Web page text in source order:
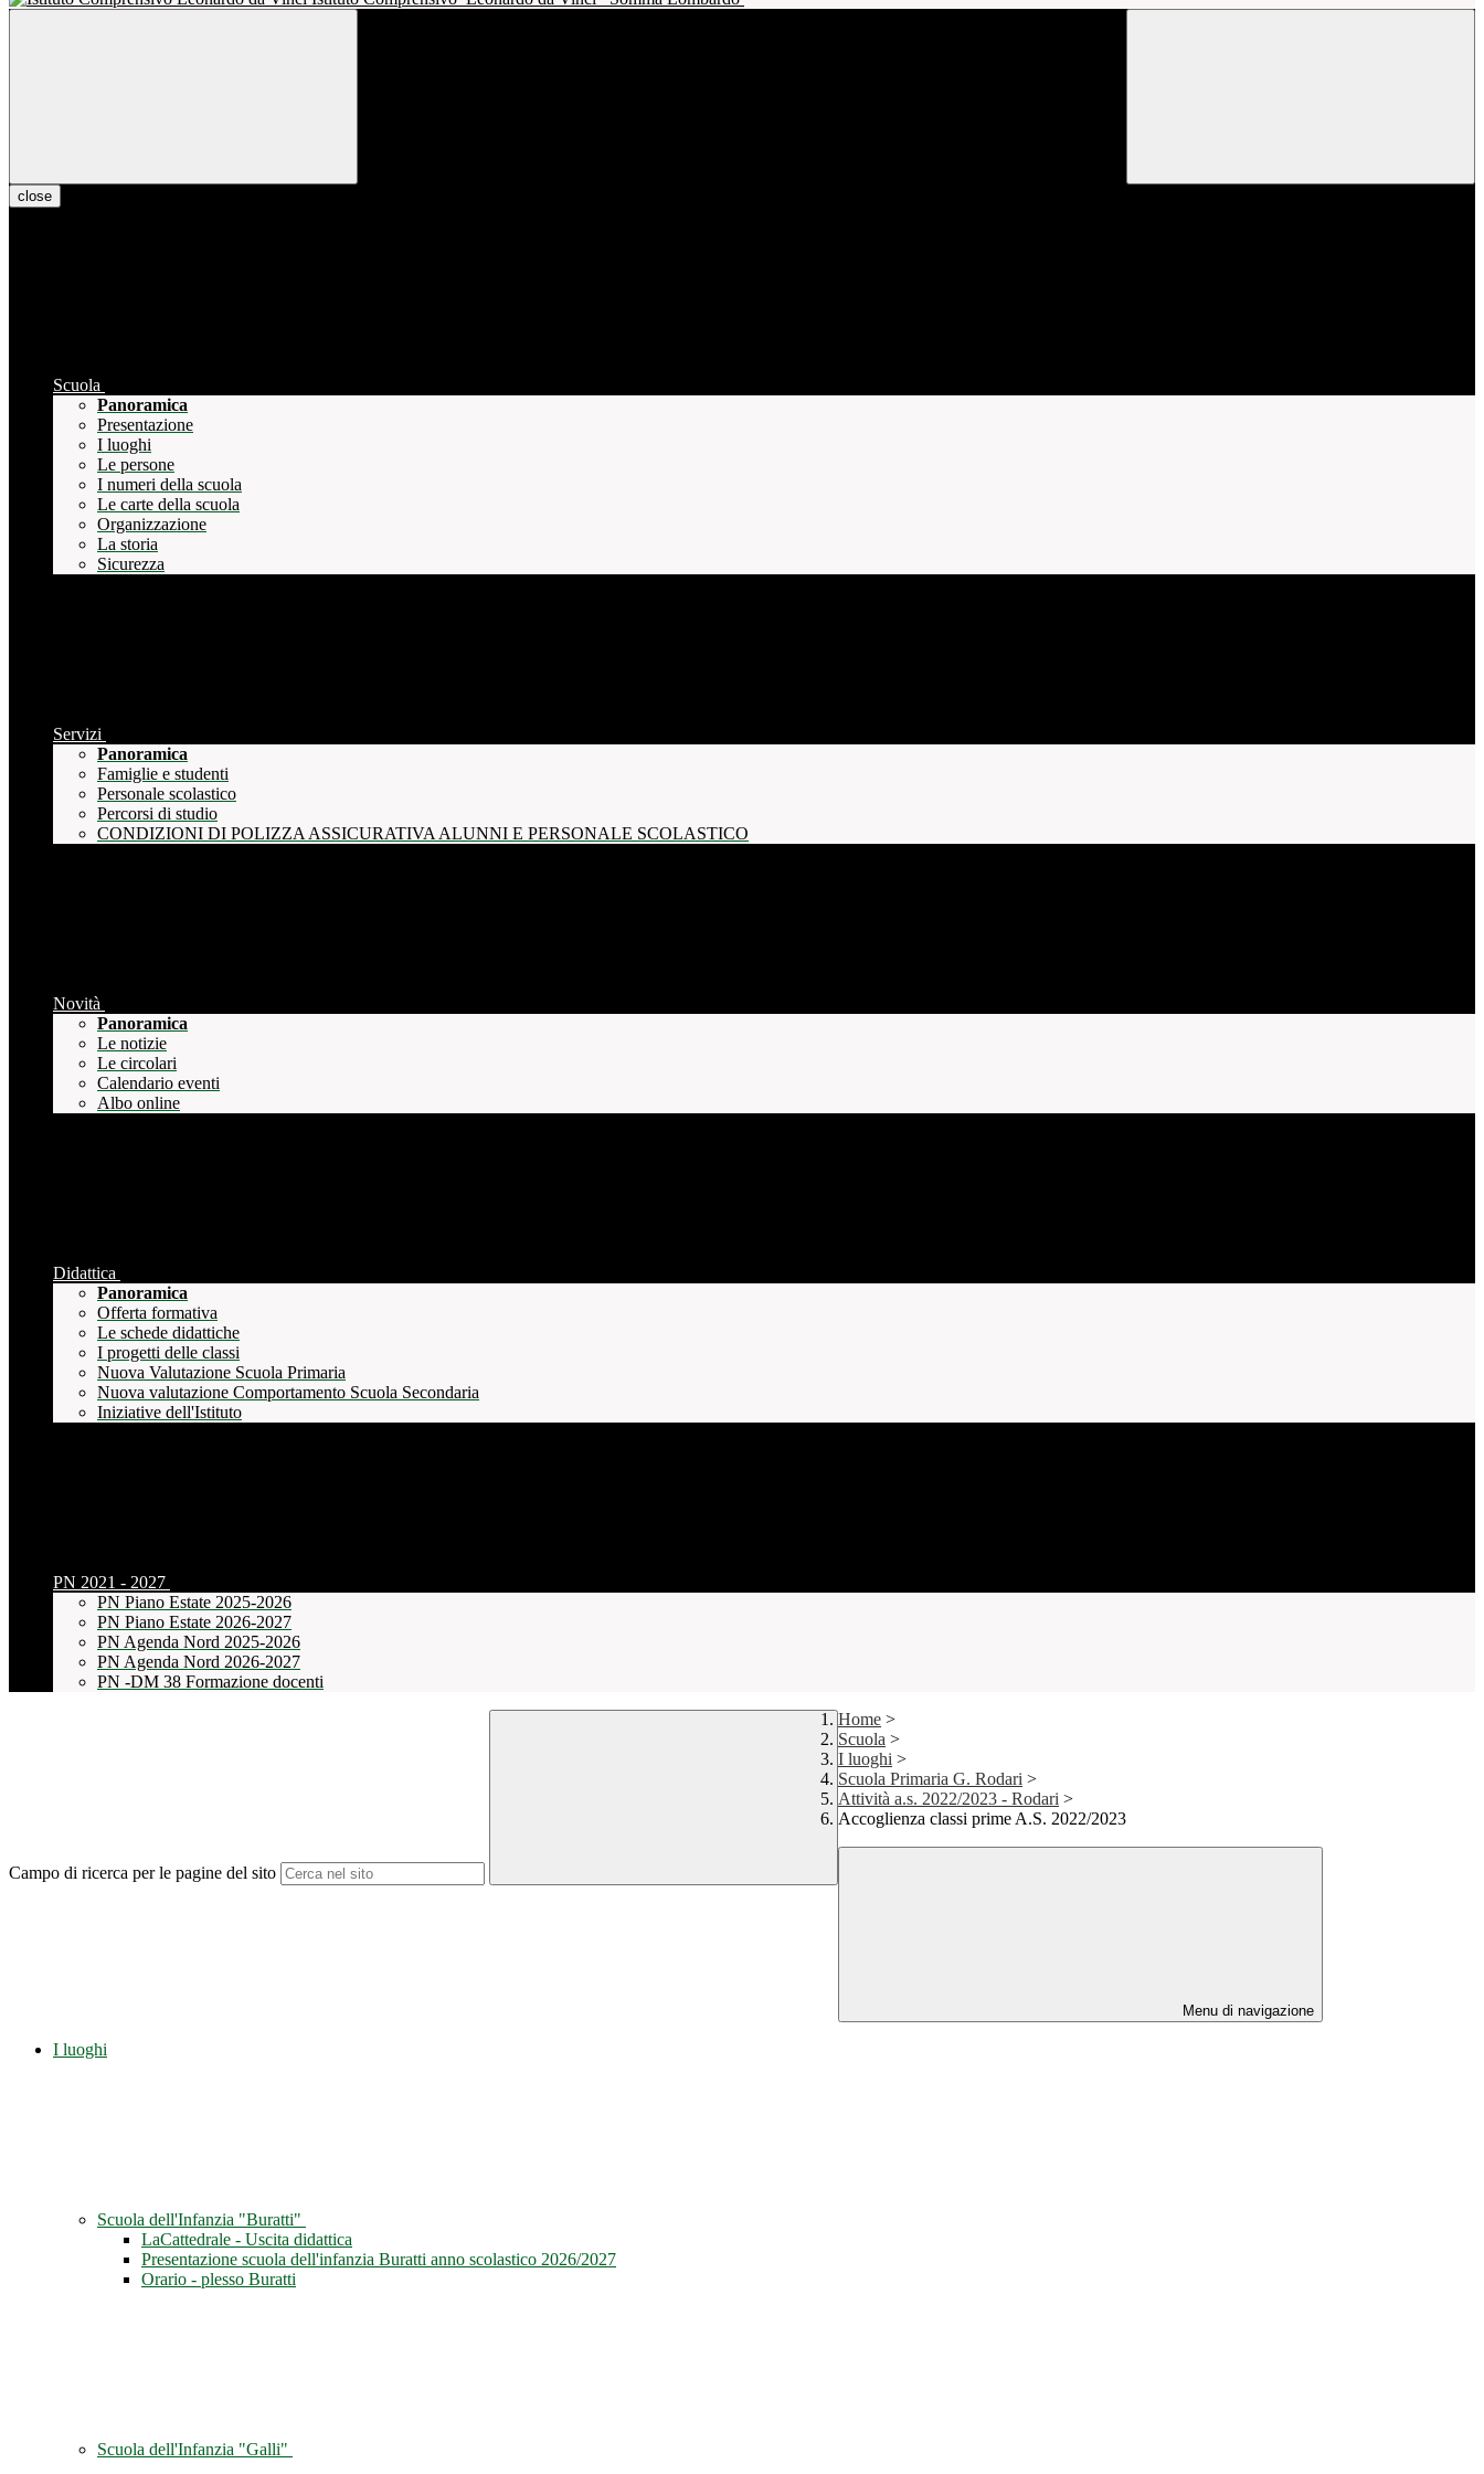
close
Scuola
Panoramica
Presentazione
I luoghi
Le persone
I numeri della scuola
Le carte della scuola
Organizzazione
La storia
Sicurezza
Servizi
Panoramica
Famiglie e studenti
Personale scolastico
Percorsi di studio
CONDIZIONI DI POLIZZA ASSICURATIVA ALUNNI E PERSONALE SCOLASTICO
Novità
Panoramica
Le notizie
Le circolari
Calendario eventi
Albo online
Didattica
Panoramica
Offerta formativa
Le schede didattiche
I progetti delle classi
Nuova Valutazione Scuola Primaria
Nuova valutazione Comportamento Scuola Secondaria
Iniziative dell'Istituto
PN 2021 - 2027
PN Piano Estate 2025-2026
PN Piano Estate 2026-2027
PN Agenda Nord 2025-2026
PN Agenda Nord 2026-2027
PN -DM 38 Formazione docenti
Campo di ricerca per le pagine del sito
Home >
Scuola >
I luoghi >
Scuola Primaria G. Rodari >
Attività a.s. 2022/2023 - Rodari >
Accoglienza classi prime A.S. 2022/2023
Menu di navigazione
I luoghi
Scuola dell'Infanzia "Buratti"
LaCattedrale - Uscita didattica
Presentazione scuola dell'infanzia Buratti anno scolastico 2026/2027
Orario - plesso Buratti
Scuola dell'Infanzia "Galli"